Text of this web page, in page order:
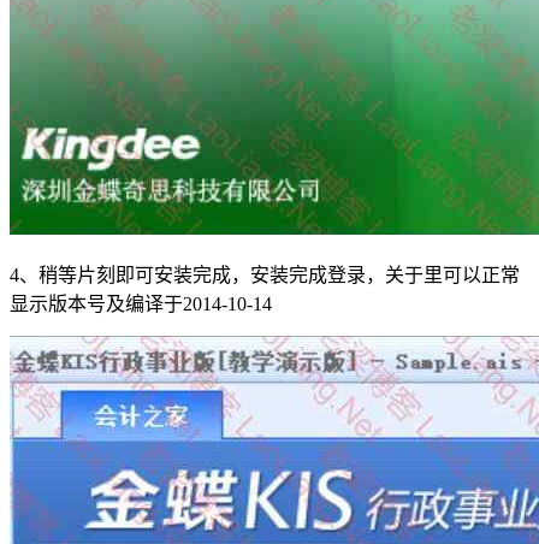
4、稍等片刻即可安装完成，安装完成登录，关于里可以正常
显示版本号及编译于2014-10-14